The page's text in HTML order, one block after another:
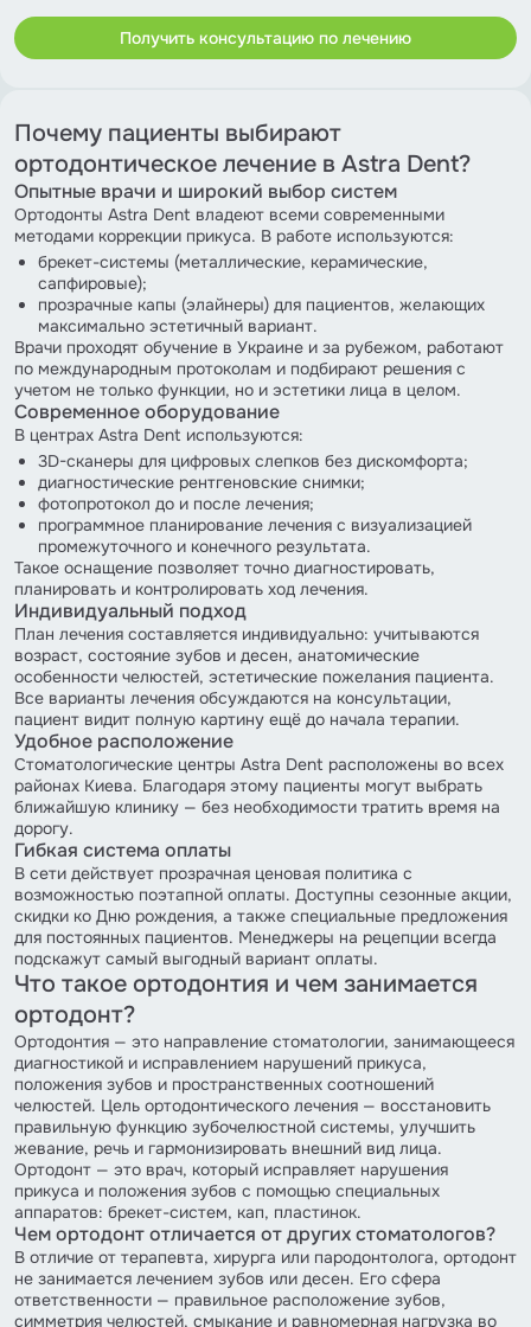
Получить консультацию по лечению
Почему пациенты выбирают
ортодонтическое лечение в Astra Dent?
Опытные врачи и широкий выбор систем
Ортодонты Astra Dent владеют всеми современными
методами коррекции прикуса. В работе используются:
брекет-системы (металлические, керамические,
сапфировые);
прозрачные капы (элайнеры) для пациентов, желающих
максимально эстетичный вариант.
Врачи проходят обучение в Украине и за рубежом, работают
по международным протоколам и подбирают решения с
учетом не только функции, но и эстетики лица в целом.
Современное оборудование
В центрах Astra Dent используются:
3D-сканеры для цифровых слепков без дискомфорта;
диагностические рентгеновские снимки;
фотопротокол до и после лечения;
программное планирование лечения с визуализацией
промежуточного и конечного результата.
Такое оснащение позволяет точно диагностировать,
планировать и контролировать ход лечения.
Индивидуальный подход
План лечения составляется индивидуально: учитываются
возраст, состояние зубов и десен, анатомические
особенности челюстей, эстетические пожелания пациента.
Все варианты лечения обсуждаются на консультации,
пациент видит полную картину ещё до начала терапии.
Удобное расположение
Стоматологические центры Astra Dent расположены во всех
районах Киева. Благодаря этому пациенты могут выбрать
ближайшую клинику — без необходимости тратить время на
дорогу.
Гибкая система оплаты
В сети действует прозрачная ценовая политика с
возможностью поэтапной оплаты. Доступны сезонные акции,
скидки ко Дню рождения, а также специальные предложения
для постоянных пациентов. Менеджеры на рецепции всегда
подскажут самый выгодный вариант оплаты.
Что такое ортодонтия и чем занимается
ортодонт?
Ортодонтия — это направление стоматологии, занимающееся
диагностикой и исправлением нарушений прикуса,
положения зубов и пространственных соотношений
челюстей. Цель ортодонтического лечения — восстановить
правильную функцию зубочелюстной системы, улучшить
жевание, речь и гармонизировать внешний вид лица.
Ортодонт — это врач, который исправляет нарушения
прикуса и положения зубов с помощью специальных
аппаратов: брекет-систем, кап, пластинок.
Чем ортодонт отличается от других стоматологов?
В отличие от терапевта, хирурга или пародонтолога, ортодонт
не занимается лечением зубов или десен. Его сфера
ответственности — правильное расположение зубов,
симметрия челюстей, смыкание и равномерная нагрузка во